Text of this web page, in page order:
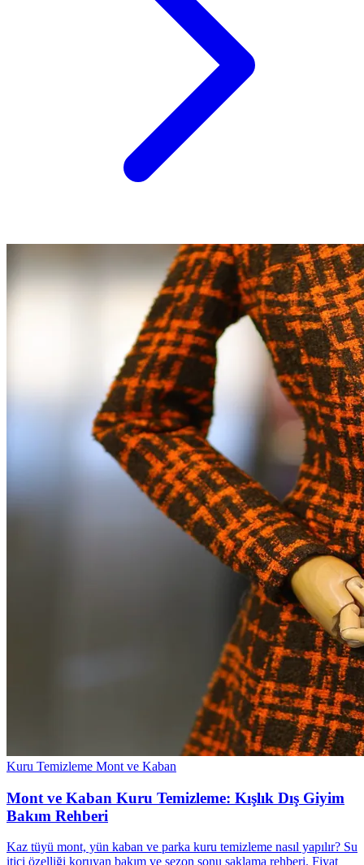
Kuru Temizleme Mont ve Kaban
Mont ve Kaban Kuru Temizleme: Kışlık Dış Giyim
Bakım Rehberi
Kaz tüyü mont, yün kaban ve parka kuru temizleme nasıl yapılır? Su
itici özelliği koruyan bakım ve sezon sonu saklama rehberi. Fiyat